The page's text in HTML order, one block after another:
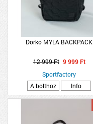
Dorko MYLA BACKPACK
12 999 Ft 9 999 Ft
Sportfactory
A bolthoz
Info